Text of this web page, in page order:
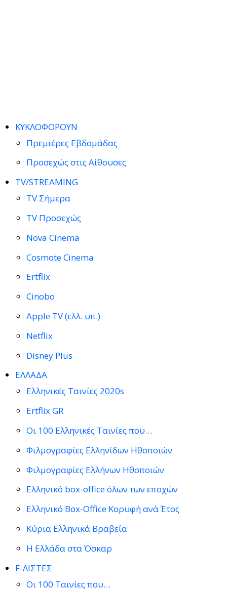
ΚΥΚΛΟΦΟΡΟΥΝ
Πρεμιέρες Εβδομάδας
Προσεχώς στις Αίθουσες
TV/STREAMING
TV Σήμερα
TV Προσεχώς
Nova Cinema
Cosmote Cinema
Ertflix
Cinobo
Apple TV (ελλ. υπ.)
Netflix
Disney Plus
ΕΛΛΑΔΑ
Ελληνικές Ταινίες 2020s
Ertflix GR
Οι 100 Ελληνικές Ταινίες που…
Φιλμογραφίες Ελληνίδων Ηθοποιών
Φιλμογραφίες Ελλήνων Ηθοποιών
Ελληνικό box-office όλων των εποχών
Ελληνικό Box-Office Κορυφή ανά Έτος
Κύρια Ελληνικά Βραβεία
Η Ελλάδα στα Όσκαρ
F-ΛΙΣΤΕΣ
Οι 100 Ταινίες που…